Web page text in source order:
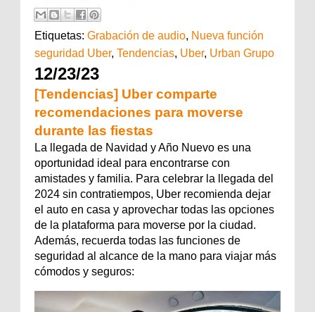
Etiquetas: Grabación de audio, Nueva función
seguridad Uber, Tendencias, Uber, Urban Grupo
12/23/23
[Tendencias] Uber comparte
recomendaciones para moverse
durante las fiestas
La llegada de Navidad y Año Nuevo es una
oportunidad ideal para encontrarse con
amistades y familia. Para celebrar la llegada del
2024 sin contratiempos, Uber recomienda dejar
el auto en casa y aprovechar todas las opciones
de la plataforma para moverse por la ciudad.
Además, recuerda todas las funciones de
seguridad al alcance de la mano para viajar más
cómodos y seguros: